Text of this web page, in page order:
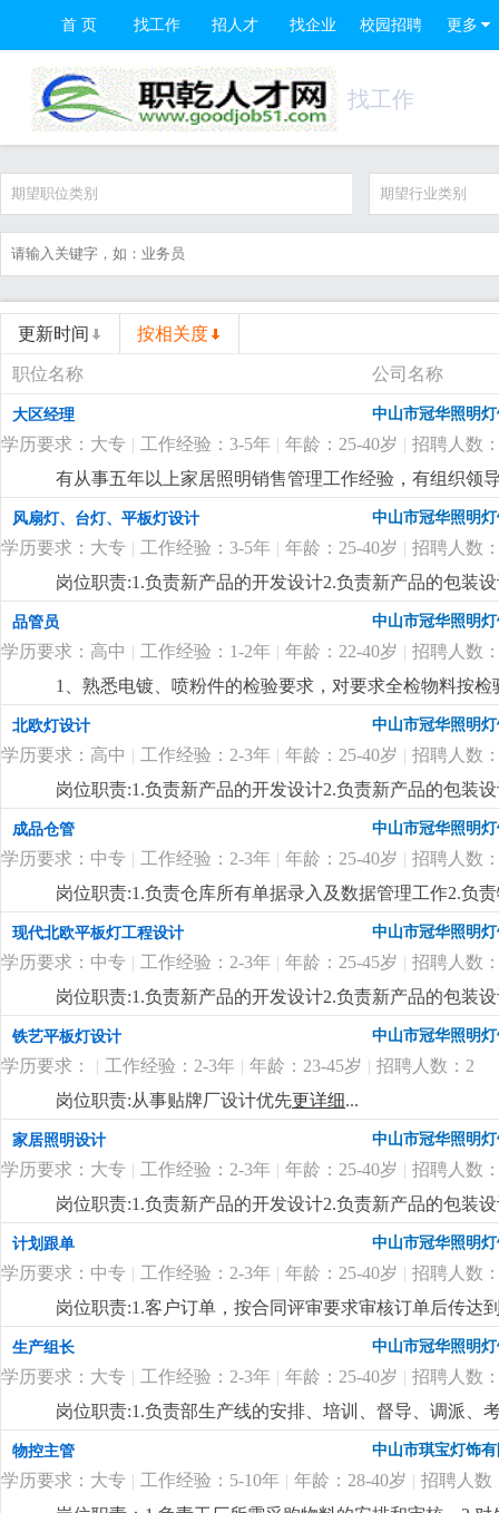
首 页 找工作 招人才 找企业 校园招聘 更多
找工作
期望职位类别 期望行业类别
更新时间 按相关度
职位名称 公司名称
大区经理 中山市冠华照明
学历要求：大专 | 工作经验：3-5年 | 年龄：25-40岁 | 招聘人数
有从事五年以上家居照明销售管理工作经验，有组织领
排，熟悉当地市场。更详细...
风扇灯、台灯、平板灯设计 中山市冠华照明
学历要求：大专 | 工作经验：3-5年 | 年龄：25-40岁 | 招聘人数
岗位职责:1.负责新产品的开发设计2.负责新产品的包装
制定新产品的工艺流程岗位要求:1.大专以上学历，产品
功底3.有二年灯饰行业灯饰产品设计工作经验4.有欧、
品管员 中山市冠华照明
学历要求：高中 | 工作经验：1-2年 | 年龄：22-40岁 | 招聘人数
1、熟悉电镀、喷粉件的检验要求，对要求全检物料按
良品贴不合格标通知仓库退供应商。 3、能看懂产品结
4、对所检验的产品能及时按公司要求填写检验报告，
北欧灯设计 中山市冠华照明
学历要求：高中 | 工作经验：2-3年 | 年龄：25-40岁 | 招聘人数
岗位职责:1.负责新产品的开发设计2.负责新产品的包装
制定新产品的工艺流程岗位要求:1.高中以上学历，产品
功底3.有二年灯饰行业灯饰产品设计工作经验4.有北欧
七八（余先生）更详细...
成品仓管 中山市冠华照明
学历要求：中专 | 工作经验：2-3年 | 年龄：25-40岁 | 招聘人数
岗位职责:1.负责仓库所有单据录入及数据管理工作2.负
上学历，25-40岁2.对数据敏感，有责任心3.一年以上仓
现代北欧平板灯工程设计 中山市冠华照明
学历要求：中专 | 工作经验：2-3年 | 年龄：25-45岁 | 招聘人数
岗位职责:1.负责新产品的开发设计2.负责新产品的包装
制定新产品的工艺流程岗位要求:1.中专以上学历，产品
功底3.有二年灯饰行业灯饰产品设计工作经验4.有欧、
铁艺平板灯设计 中山市冠华照明
学历要求： | 工作经验：2-3年 | 年龄：23-45岁 | 招聘人数：2
岗位职责:从事贴牌厂设计优先更详细...
家居照明设计 中山市冠华照明
学历要求：大专 | 工作经验：2-3年 | 年龄：25-40岁 | 招聘人数
岗位职责:1.负责新产品的开发设计2.负责新产品的包装
制定新产品的工艺流程岗位要求:1.大专以上学历，产品
功底3.有二年灯饰行业灯饰产品设计工作经验4.有欧、
计划跟单 中山市冠华照明
学历要求：中专 | 工作经验：2-3年 | 年龄：25-40岁 | 招聘人数
岗位职责:1.客户订单，按合同评审要求审核订单后传达
2.根据生产部反馈信息掌握生产进度及欠料、品质问题
安排生产，跟踪样品进度及客户确认结果。安排送样、
知相关部门5.客户资信、客户订单、文件分发的整理和
记、初步处理、信息传递及处理结果跟踪7.经常与客户
wod等办公软件；。自制成品输入、输出月结及成品电
顾客满意度测量程序对客户满意度进行调查及汇总分析
守则外，心须遵守公司制定的工作守则，有违反守则的
优先考虑2.有较好的沟通表达能力及服务意识，具有两
生产组长 中山市冠华照明
学历要求：大专 | 工作经验：2-3年 | 年龄：25-40岁 | 招聘人数
岗位职责:1.负责部生产线的安排、培训、督导、调派、
掌握属员之心态与动向，及时反映属员之情况，并研拟
融入公司文化、热爱公司、热爱本行业、为公司创造效
生产任务、生产顺序及完成期限，产前说明并严格执行
况，调控好生产序次与进度，带领团队按时、保质、保
物控主管 中山市琪宝灯饰
学历要求：大专 | 工作经验：5-10年 | 年龄：28-40岁 | 招聘人数